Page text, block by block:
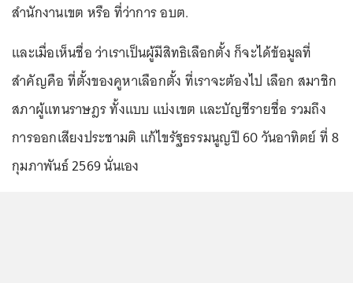
สำนักงานเขต หรือ ที่ว่าการ อบต.
และเมื่อเห็นชื่อ ว่าเราเป็นผู้มีสิทธิเลือกตั้ง ก็จะได้ข้อมูลที่
สำคัญคือ ที่ตั้งของคูหาเลือกตั้ง ที่เราจะต้องไป เลือก สมาชิก
สภาผู้แทนราษฎร ทั้งแบบ แบ่งเขต และบัญชีรายชื่อ รวมถึง
การออกเสียงประชามติ แก้ไขรัฐธรรมนูญปี 60 วันอาทิตย์ ที่ 8
กุมภาพันธ์ 2569 นั่นเอง